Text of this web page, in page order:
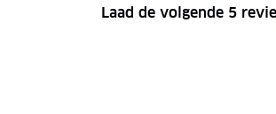
Laad de volgende 5